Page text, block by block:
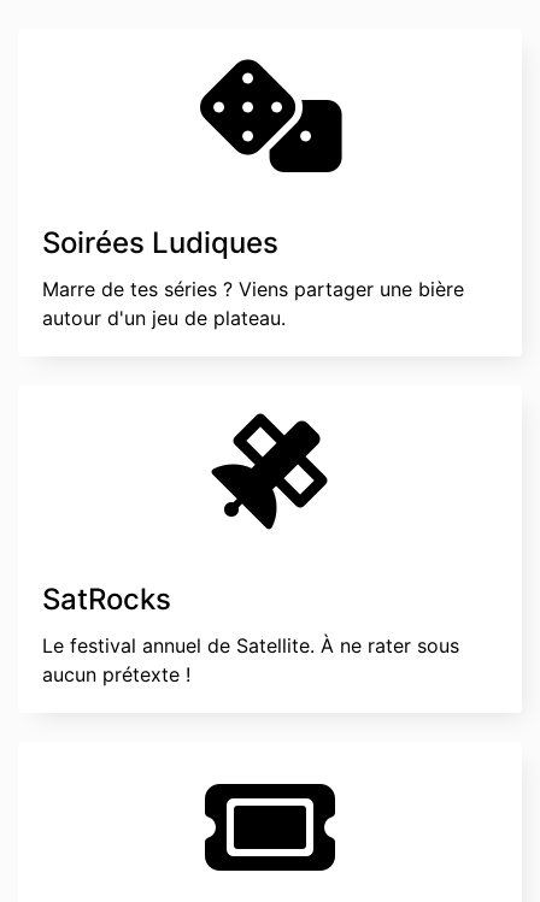
Soirées Ludiques
Marre de tes séries ? Viens partager une bière
autour d'un jeu de plateau.
SatRocks
Le festival annuel de Satellite. À ne rater sous
aucun prétexte !